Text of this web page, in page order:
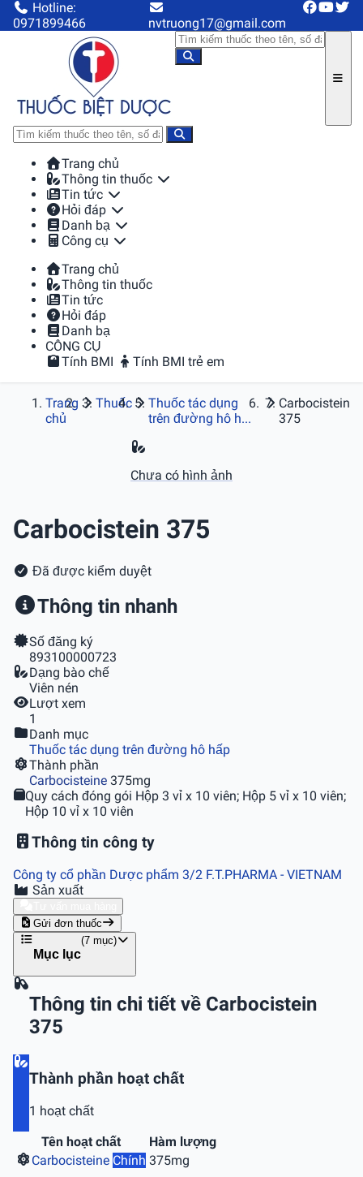
Hotline:
0971899466
nvtruong17@gmail.com
Trang chủ
Thông tin thuốc
Tin tức
Hỏi đáp
Danh bạ
Công cụ
Trang chủ
Thông tin thuốc
Tin tức
Hỏi đáp
Danh bạ
CÔNG CỤ
Tính BMI
Tính BMI trẻ em
Trang
chủ
Thuốc
Thuốc tác dụng
trên đường hô h...
Carbocistein
375
Chưa có hình ảnh
Carbocistein 375
Đã được kiểm duyệt
Thông tin nhanh
Số đăng ký
893100000723
Dạng bào chế
Viên nén
Lượt xem
1
Danh mục
Thuốc tác dụng trên đường hô hấp
Thành phần
Carbocisteine 375mg
Quy cách đóng gói Hộp 3 vỉ x 10 viên; Hộp 5 vỉ x 10 viên;
Hộp 10 vỉ x 10 viên
Thông tin công ty
Công ty cổ phần Dược phẩm 3/2 F.T.PHARMA - VIETNAM
Sản xuất
Gửi đơn thuốc
Mục lục
(7 mục)
Thông tin chi tiết về Carbocistein
375
Thành phần hoạt chất
1 hoạt chất
Tên hoạt chất
Hàm lượng
Carbocisteine Chính 375mg